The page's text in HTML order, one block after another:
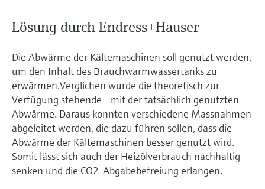
Lösung durch Endress+Hauser
Die Abwärme der Kältemaschinen soll genutzt werden,
um den Inhalt des Brauchwarmwassertanks zu
erwärmen.Verglichen wurde die theoretisch zur
Verfügung stehende - mit der tatsächlich genutzten
Abwärme. Daraus konnten verschiedene Massnahmen
abgeleitet werden, die dazu führen sollen, dass die
Abwärme der Kältemaschinen besser genutzt wird.
Somit lässt sich auch der Heizölverbrauch nachhaltig
senken und die CO2-Abgabebefreiung erlangen.